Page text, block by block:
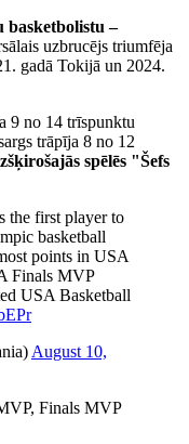
basketbolistu –
uzbrucējs triumfēja
gadā Tokijā un 2024.
9 no 14 trīspunktu
trāpīja 8 no 12
spēlēs "Šefs
the first player to
basketball
points in USA
Finals MVP
USA Basketball
August 10,
Finals MVP